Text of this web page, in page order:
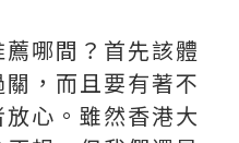
哪間？首先該體
，而且要有著不
心。雖然香港大